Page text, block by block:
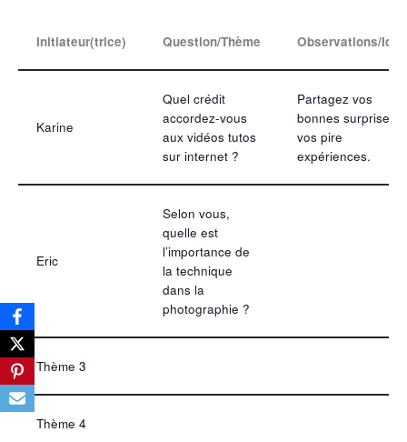
Initiateur(trice) Question/Thème Observations/
Karine
Quel crédit
accordez-vous
aux vidéos tutos
sur internet ?
Partagez vos
bonnes surprises
vos pire
expériences.
Eric
Selon vous,
quelle est
l’importance de
la technique
dans la
photographie ?
Thème 3
Thème 4